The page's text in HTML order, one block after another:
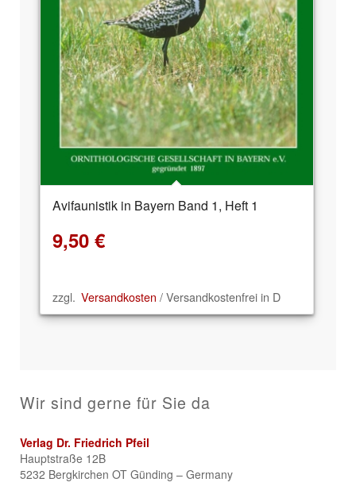
Avifaunistik in Bayern Band 1, Heft 1
9,50 €
zzgl. Versandkosten / Versandkostenfrei in D
Wir sind gerne für Sie da
Verlag Dr. Friedrich Pfeil
Hauptstraße 12B
5232 Bergkirchen OT Günding – Germany